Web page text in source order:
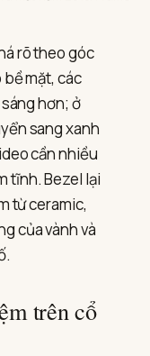
rõ theo góc
bề mặt, các
hơn; ở
sang xanh
cần nhiều
tĩnh. Bezel lại
từ ceramic,
của vành và
trên cổ